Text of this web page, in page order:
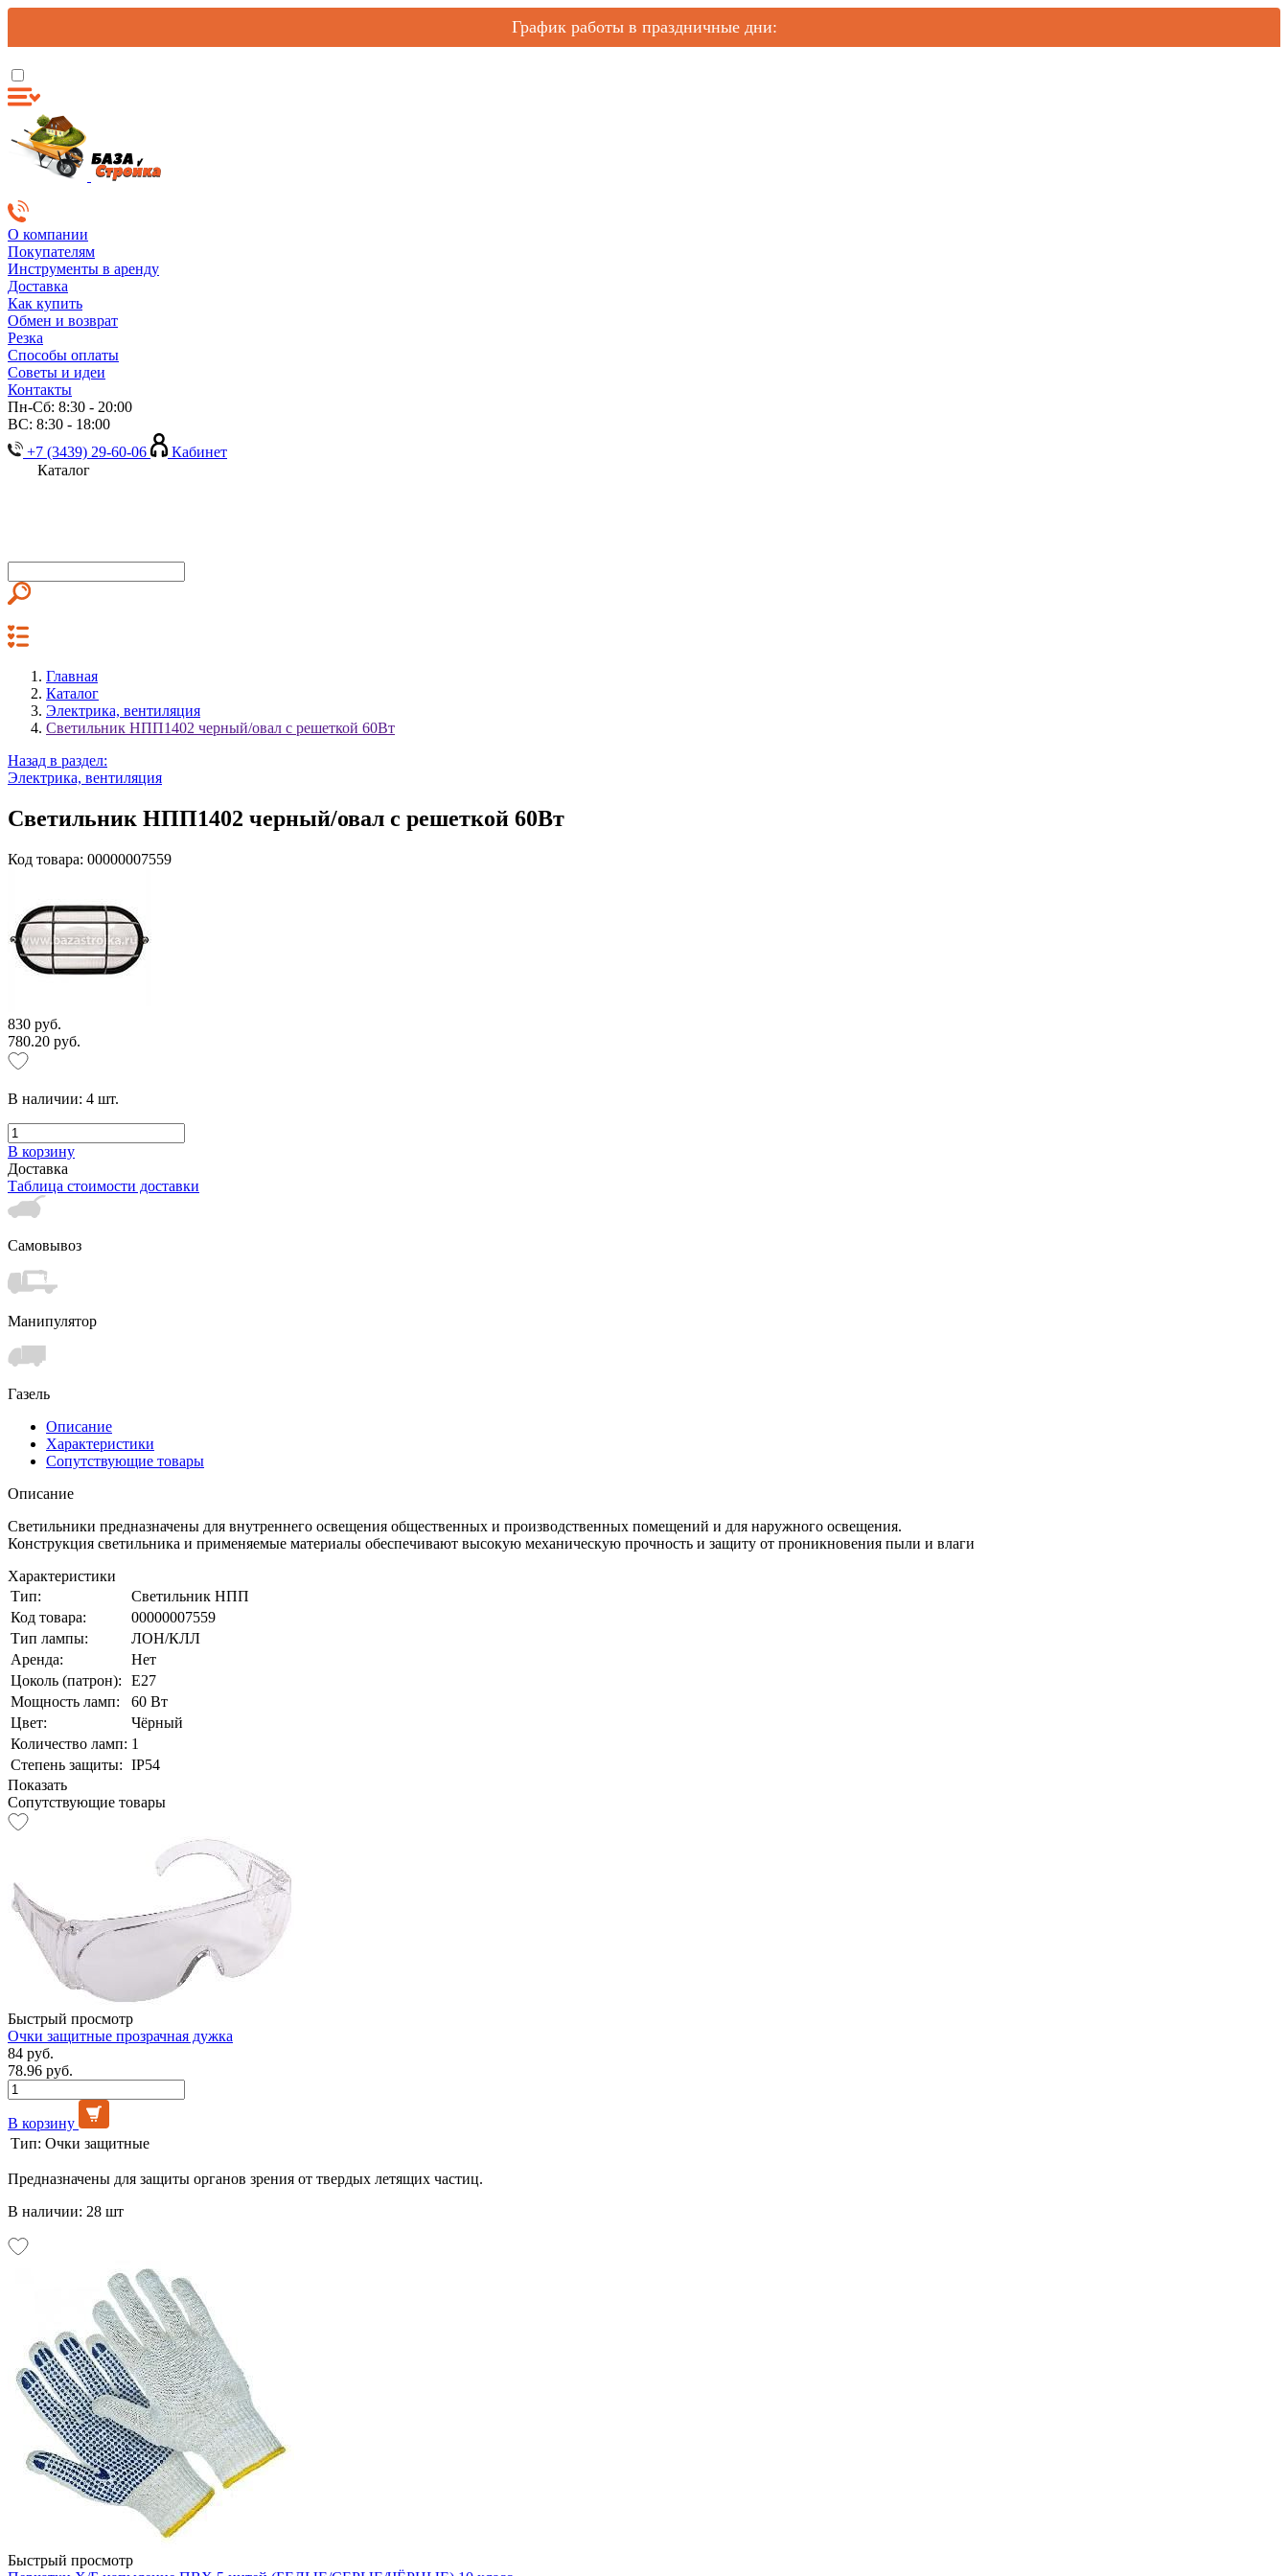
График работы в праздничные дни:
О компании
Покупателям
Инструменты в аренду
Доставка
Как купить
Обмен и возврат
Резка
Способы оплаты
Советы и идеи
Контакты
Пн-Сб: 8:30 - 20:00
ВС: 8:30 - 18:00
+7 (3439) 29-60-06
Кабинет
Каталог
Главная
Каталог
Электрика, вентиляция
Светильник НПП1402 черный/овал с решеткой 60Вт
Назад в раздел:
Электрика, вентиляция
Светильник НПП1402 черный/овал с решеткой 60Вт
Код товара: 00000007559
830 руб.
780.20 руб.
В наличии: 4 шт.
В корзину
Доставка
Таблица стоимости доставки
Самовывоз
Манипулятор
Газель
Описание
Характеристики
Сопутствующие товары
Описание
Светильники предназначены для внутреннего освещения общественных и производственных помещений и для наружного освещения.
Конструкция светильника и применяемые материалы обеспечивают высокую механическую прочность и защиту от проникновения пыли и влаги
Характеристики
Тип:
Светильник НПП
Код товара:
00000007559
Тип лампы:
ЛОН/КЛЛ
Аренда:
Нет
Цоколь (патрон):
E27
Мощность ламп:
60 Вт
Цвет:
Чёрный
Количество ламп: 1
Степень защиты: IP54
Показать
Сопутствующие товары
Быстрый просмотр
Очки защитные прозрачная дужка
84 руб.
78.96 руб.
В корзину
Тип: Очки защитные
Предназначены для защиты органов зрения от твердых летящих частиц.
В наличии: 28 шт
Быстрый просмотр